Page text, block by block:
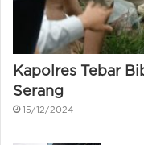
Kapolres Tebar
Serang
15/12/2024